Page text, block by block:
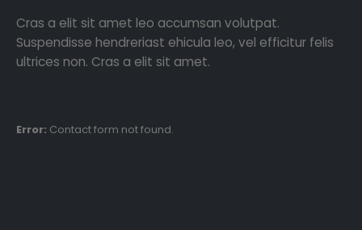
Cras a elit sit amet leo accumsan volutpat.
Suspendisse hendreriast ehicula leo, vel efficitur felis
ultrices non. Cras a elit sit amet.
Error: Contact form not found.